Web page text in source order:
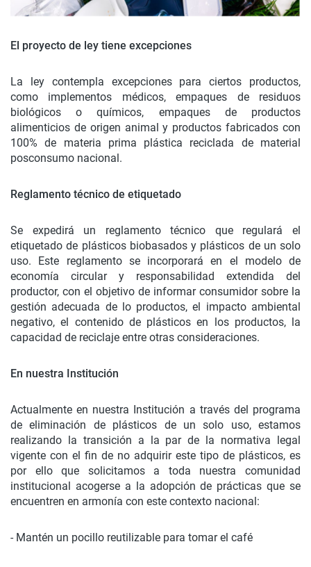
El proyecto de ley tiene excepciones
La ley contempla excepciones para ciertos productos,
como implementos médicos, empaques de residuos
biológicos o químicos, empaques de productos
alimenticios de origen animal y productos fabricados con
100% de materia prima plástica reciclada de material
posconsumo nacional.
Reglamento técnico de etiquetado
Se expedirá un reglamento técnico que regulará el
etiquetado de plásticos biobasados y plásticos de un solo
uso. Este reglamento se incorporará en el modelo de
economía circular y responsabilidad extendida del
productor, con el objetivo de informar consumidor sobre la
gestión adecuada de lo productos, el impacto ambiental
negativo, el contenido de plásticos en los productos, la
capacidad de reciclaje entre otras consideraciones.
En nuestra Institución
Actualmente en nuestra Institución a través del programa
de eliminación de plásticos de un solo uso, estamos
realizando la transición a la par de la normativa legal
vigente con el fin de no adquirir este tipo de plásticos, es
por ello que solicitamos a toda nuestra comunidad
institucional acogerse a la adopción de prácticas que se
encuentren en armonía con este contexto nacional:
- Mantén un pocillo reutilizable para tomar el café